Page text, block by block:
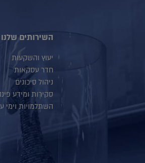
השירותים שלנו
יעוץ והשקעות
חדר עסקאות
ניהול סיכונים
סקירות ומידע
השתלמויות וימי